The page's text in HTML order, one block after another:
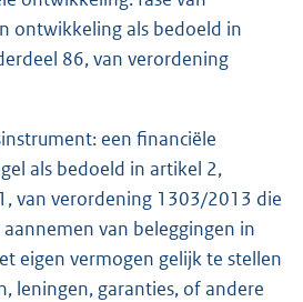
ontwikkeling als bedoeld in
86, van verordening
een financiële
als bedoeld in artikel 2,
van verordening 1303/2013 die
van beleggingen in
eigen vermogen gelijk te stellen
leningen, garanties, of andere